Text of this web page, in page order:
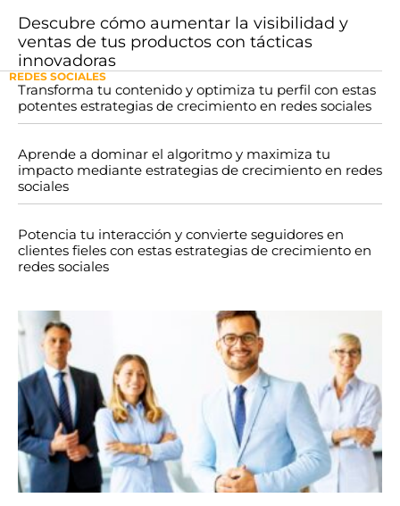
Descubre cómo aumentar la visibilidad y
ventas de tus productos con tácticas
innovadoras
REDES SOCIALES
Transforma tu contenido y optimiza tu perfil con estas
potentes estrategias de crecimiento en redes sociales
Aprende a dominar el algoritmo y maximiza tu
impacto mediante estrategias de crecimiento en redes
sociales
Potencia tu interacción y convierte seguidores en
clientes fieles con estas estrategias de crecimiento en
redes sociales